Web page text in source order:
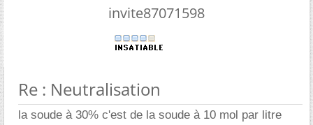
invite87071598
Re : Neutralisation
la soude à 30% c'est de la soude à 10 mol par litre